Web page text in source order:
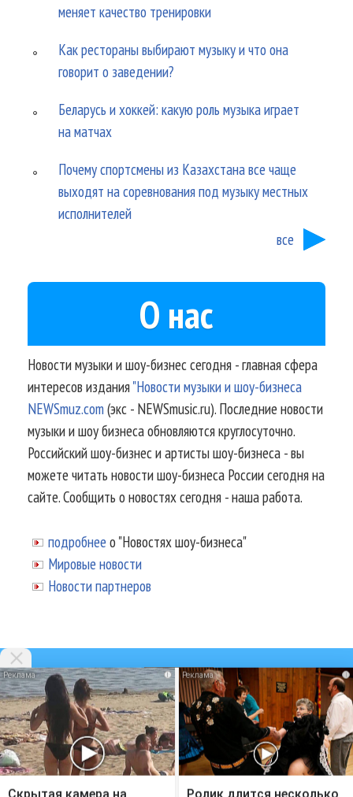
меняет качество тренировки
Как рестораны выбирают музыку и что она
говорит о заведении?
Беларусь и хоккей: какую роль музыка играет
на матчах
Почему спортсмены из Казахстана все чаще
выходят на соревнования под музыку местных
исполнителей
все
О нас
Новости музыки и шоу-бизнес сегодня - главная сфера
интересов издания"Новости музыки и шоу-бизнеса
NEWSmuz.com(экс - NEWSmusic.ru). Последние новости
музыки и шоу бизнеса обновляются круглосуточно.
Российский шоу-бизнес и артисты шоу-бизнеса - вы
можете читать новости шоу-бизнеса России сегодня на
сайте. Сообщить о новостях сегодня - наша работа.
подробнее о "Новостях шоу-бизнеса"
Мировые новости
Новости партнеров
© 2002-2026.Информационное
агентство NEWSmuz - последние
новости шоу-бизнеса России
сегодня
Аналитика шоу-бизнеса,
i i